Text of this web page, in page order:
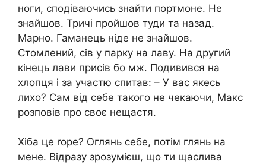
ноги, сподіваючись знайти портмоне. Не
знайшов. Тричі пройшов туди та назад.
Марно. Гаманець ніде не знайшов.
Стомлений, сів у парку на лаву. На другий
кінець лави присів бо мж. Подивився на
хлопця і за участю спитав: – У вас якесь
лихо? Сам від себе такого не чекаючи, Макс
розповів про своє нещастя.
Хіба це rоре? Оглянь себе, потім глянь на
мене. Відразу зрозумієш, що ти щаслива